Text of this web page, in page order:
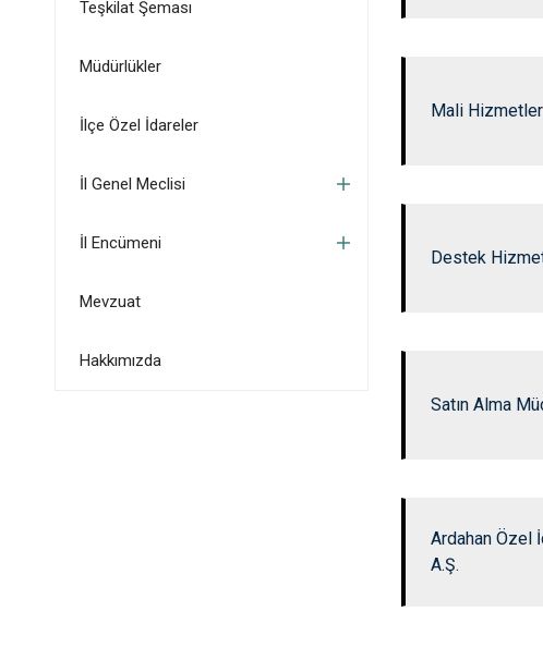
Teşkilat Şeması
Müdürlükler
İlçe Özel İdareler
İl Genel Meclisi
İl Encümeni
Mevzuat
Hakkımızda
Mali
Destek
Satın Alma
Ardahan Özel
A.Ş.